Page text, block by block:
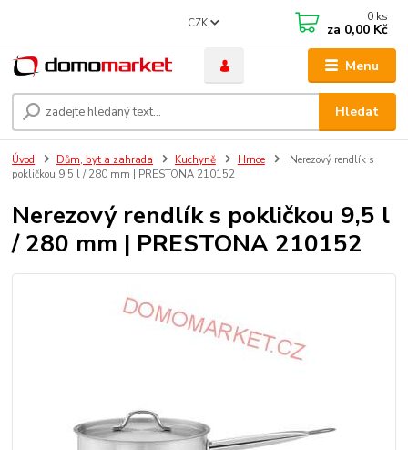
Menu
CZK
Hledat
0 ks
za 0,00 Kč
Úvod Dům, byt a zahrada Kuchyně Hrnce
Nerezový rendlík s
pokličkou 9,5 l / 280 mm | PRESTONA 210152
Nerezový rendlík s pokličkou 9,5 l
/ 280 mm | PRESTONA 210152